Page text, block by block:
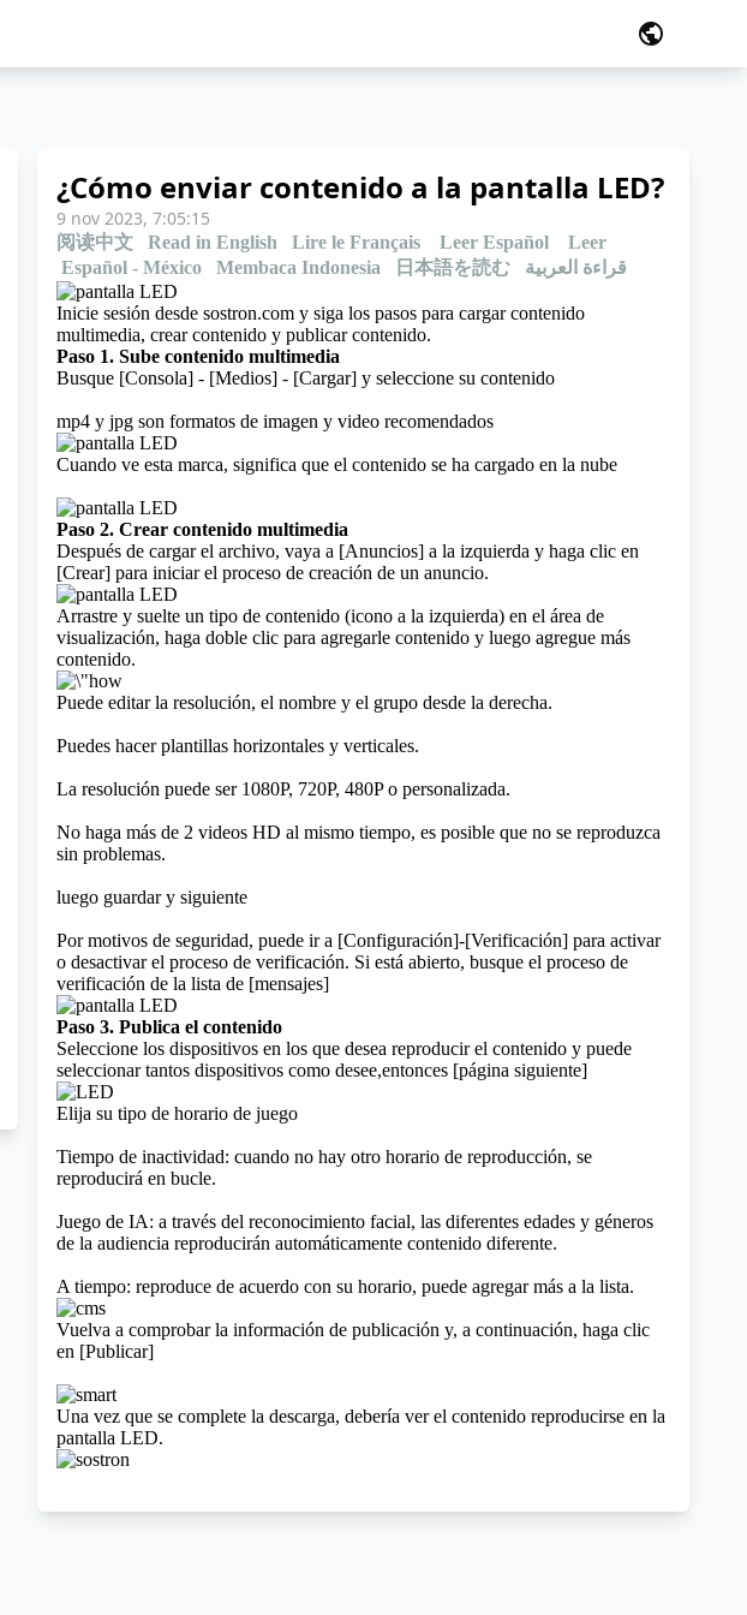
public
¿Cómo enviar contenido a la pantalla LED?
9 nov 2023, 7:05:15
阅读中文 Read in English Lire le Français Leer Español
Leer
Español - México
Membaca Indonesia 日本語を読む قراءة العربية
Inicie sesión desde sostron.com y siga los pasos para cargar contenido
multimedia, crear contenido y publicar contenido.
Paso 1. Sube contenido multimedia
Busque [Consola] - [Medios] - [Cargar] y seleccione su contenido
mp4 y jpg son formatos de imagen y video recomendados
Cuando ve esta marca, significa que el contenido se ha cargado en la nube
Paso 2. Crear contenido multimedia
Después de cargar el archivo, vaya a [Anuncios] a la izquierda y haga clic en
[Crear] para iniciar el proceso de creación de un anuncio.
Arrastre y suelte un tipo de contenido (icono a la izquierda) en el área de
visualización, haga doble clic para agregarle contenido y luego agregue más
contenido.
Puede editar la resolución, el nombre y el grupo desde la derecha.
Puedes hacer plantillas horizontales y verticales.
La resolución puede ser 1080P, 720P, 480P o personalizada.
No haga más de 2 videos HD al mismo tiempo, es posible que no se reproduzca
sin problemas.
luego guardar y siguiente
Por motivos de seguridad, puede ir a [Configuración]-[Verificación] para activar
o desactivar el proceso de verificación. Si está abierto, busque el proceso de
verificación de la lista de [mensajes]
Paso 3. Publica el contenido
Seleccione los dispositivos en los que desea reproducir el contenido y puede
seleccionar tantos dispositivos como desee,entonces [página siguiente]
Elija su tipo de horario de juego
Tiempo de inactividad: cuando no hay otro horario de reproducción, se
reproducirá en bucle.
Juego de IA: a través del reconocimiento facial, las diferentes edades y géneros
de la audiencia reproducirán automáticamente contenido diferente.
A tiempo: reproduce de acuerdo con su horario, puede agregar más a la lista.
Vuelva a comprobar la información de publicación y, a continuación, haga clic
en [Publicar]
Una vez que se complete la descarga, debería ver el contenido reproducirse en la
pantalla LED.